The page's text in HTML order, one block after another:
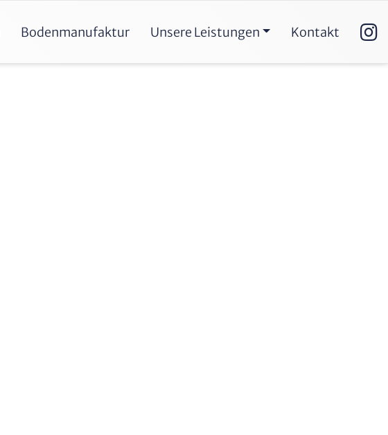
Bodenmanufaktur Unsere Leistungen Kontakt